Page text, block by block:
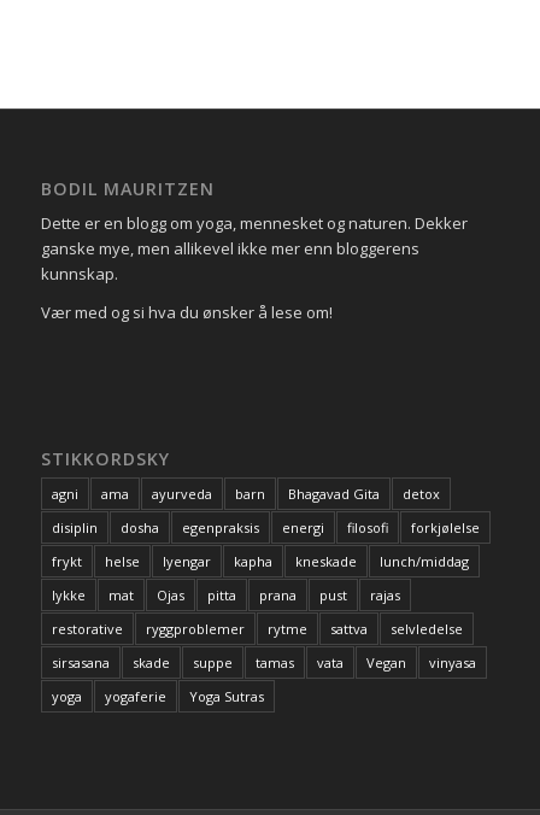
BODIL MAURITZEN
Dette er en blogg om yoga, mennesket og naturen. Dekker
ganske mye, men allikevel ikke mer enn bloggerens
kunnskap.
Vær med og si hva du ønsker å lese om!
STIKKORDSKY
agni ama ayurveda barn Bhagavad Gita
detox
disiplin
dosha egenpraksis energi filosofi
forkjølelse
frykt
helse Iyengar kapha kneskade
lunch/middag
lykke
mat Ojas pitta prana pust
rajas
restorative
ryggproblemer rytme sattva
selvledelse
sirsasana
skade suppe tamas vata Vegan
vinyasa
yoga
yogaferie Yoga Sutras